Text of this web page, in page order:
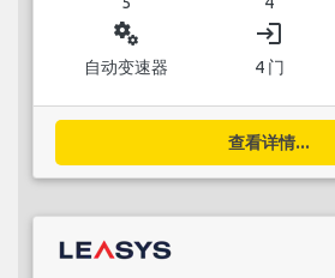
miscellaneous_services
自动变速器
login
4 门
查看详情...